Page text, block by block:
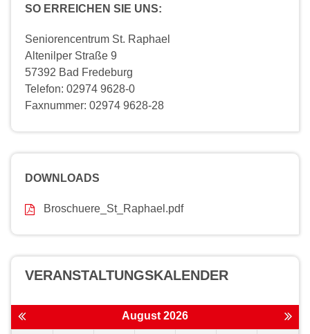
SO ERREICHEN SIE UNS:
Seniorencentrum St. Raphael
Altenilper Straße 9
57392 Bad Fredeburg
Telefon: 02974 9628-0
Faxnummer: 02974 9628-28
DOWNLOADS
Broschuere_St_Raphael.pdf
VERANSTALTUNGS­KALENDER
August 2026